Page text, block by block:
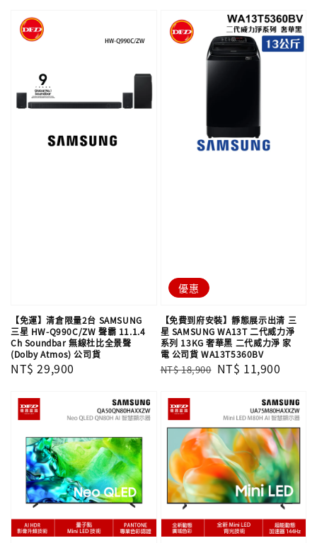
【免運】清倉限量2台 SAMSUNG
三星 HW-Q990C/ZW 聲霸 11.1.4
Ch Soundbar 無線杜比全景聲
(Dolby Atmos) 公司貨
Regular
NT$ 29,900
優惠
【免費到府安裝】靜態展示出清 三
星 SAMSUNG WA13T 二代威力淨
系列 13KG 奢華黑 二代威力淨 家
電 公司貨 WA13T5360BV
Regular
NT$ 18,900 Sale
NT$ 11,900